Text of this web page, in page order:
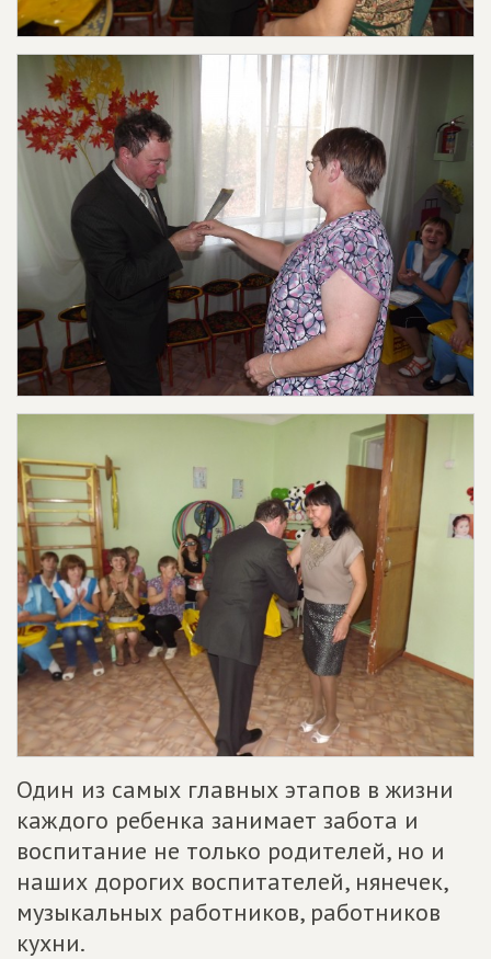
Один из самых главных этапов в жизни
каждого ребенка занимает забота и
воспитание не только родителей, но и
наших дорогих воспитателей, нянечек,
музыкальных работников, работников
кухни.